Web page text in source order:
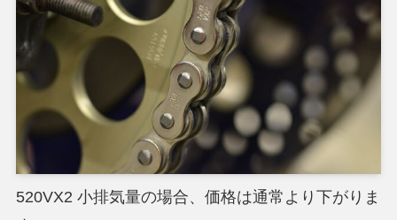
520VX2 小排気量の場合、価格は通常より下がりま